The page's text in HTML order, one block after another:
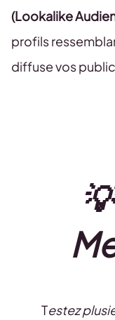
(Lookalike
profils
diffuse vos
Testez